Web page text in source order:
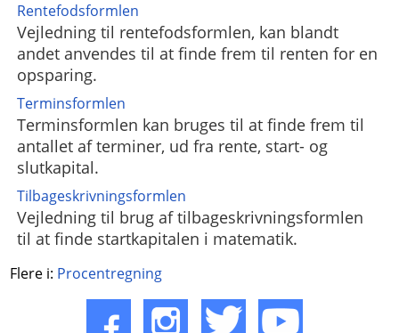
Rentefodsformlen
Vejledning til rentefodsformlen, kan blandt
andet anvendes til at finde frem til renten for en
opsparing.
Terminsformlen
Terminsformlen kan bruges til at finde frem til
antallet af terminer, ud fra rente, start- og
slutkapital.
Tilbageskrivningsformlen
Vejledning til brug af tilbageskrivningsformlen
til at finde startkapitalen i matematik.
Flere i: Procentregning